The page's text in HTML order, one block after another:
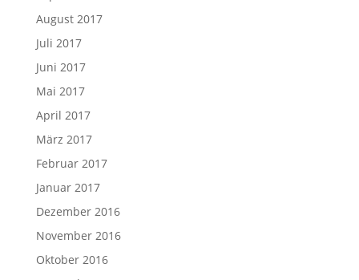
August 2017
Juli 2017
Juni 2017
Mai 2017
April 2017
März 2017
Februar 2017
Januar 2017
Dezember 2016
November 2016
Oktober 2016